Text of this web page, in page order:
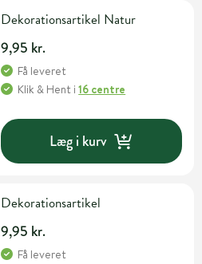
Dekorationsartikel Natur
9,95 kr.
Få leveret
Klik & Hent i16 centre
Læg i kurv
Dekorationsartikel
9,95 kr.
Få leveret